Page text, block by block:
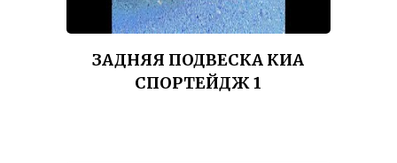
ЗАДНЯЯ ПОДВЕСКА КИА
СПОРТЕЙДЖ 1